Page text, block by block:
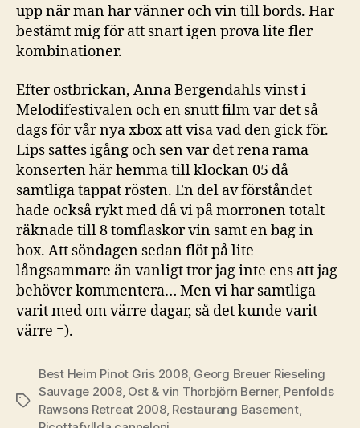
upp när man har vänner och vin till bords. Har
bestämt mig för att snart igen prova lite fler
kombinationer.
Efter ostbrickan, Anna Bergendahls vinst i
Melodifestivalen och en snutt film var det så
dags för vår nya xbox att visa vad den gick för.
Lips sattes igång och sen var det rena rama
konserten här hemma till klockan 05 då
samtliga tappat rösten. En del av förståndet
hade också rykt med då vi på morronen totalt
räknade till 8 tomflaskor vin samt en bag in
box. Att söndagen sedan flöt på lite
långsammare än vanligt tror jag inte ens att jag
behöver kommentera… Men vi har samtliga
varit med om värre dagar, så det kunde varit
värre =).
Etiketter
Best Heim Pinot Gris 2008, Georg Breuer Rieseling
Sauvage 2008, Ost & vin Thorbjörn Berner, Penfolds
Rawsons Retreat 2008, Restaurang Basement,